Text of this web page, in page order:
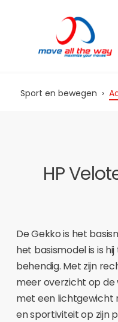
Sport en bewegen ›
HP
De Gekko is het
het basismodel is is
behendig. Met zijn
meer overzicht op de
met een lichtgewicht
en sportiviteit op zijn